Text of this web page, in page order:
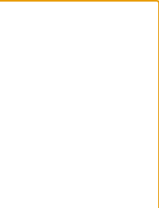
in accordance with